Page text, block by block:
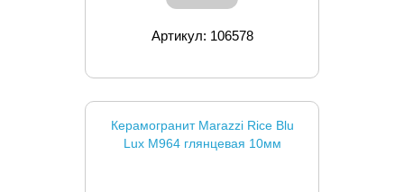
Артикул: 106578
Керамогранит Marazzi Rice Blu
Lux M964 глянцевая 10мм